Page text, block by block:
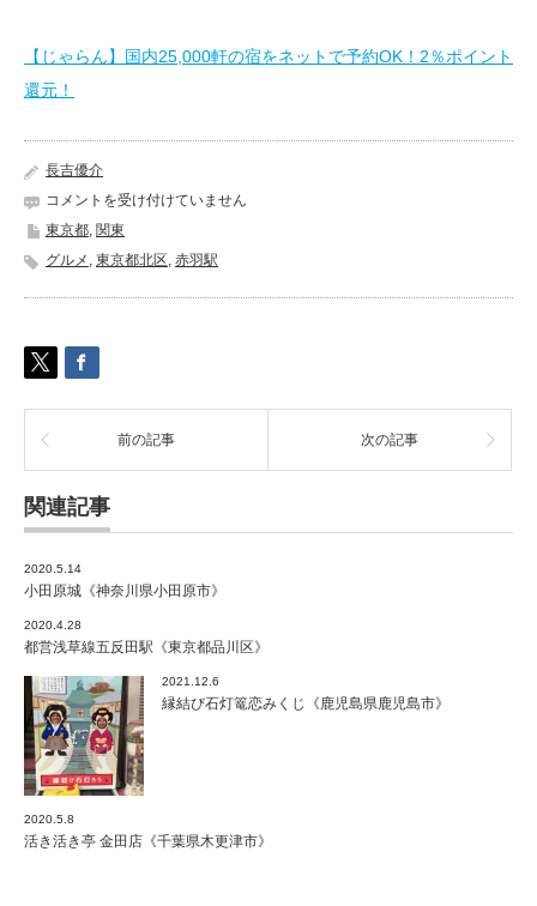
【じゃらん】国内25,000軒の宿をネットで予約OK！2％ポイント
還元！
長吉優介
か
ら
げ
京
都
は
コメントを受け付けていません
東京都 関東
グルメ 東京都北区 赤羽駅
前の記事 次の記事
関連記事
2020.5.14
小田原城《神奈川県小田原市》
2020.4.28
都営浅草線五反田駅《東京都品川区》
2021.12.6
縁結び石灯篭恋みくじ《鹿児島県鹿児島市》
2020.5.8
活き活き亭 金田店《千葉県木更津市》